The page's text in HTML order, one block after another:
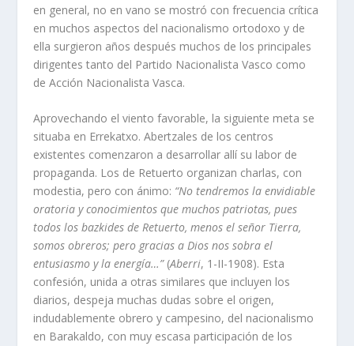
en general, no en vano se mostró con frecuencia crítica
en muchos aspectos del nacionalismo ortodoxo y de
ella surgieron años después muchos de los principales
dirigentes tanto del Partido Nacionalista Vasco como
de Acción Nacionalista Vasca.
Aprovechando el viento favorable, la siguiente meta se
situaba en Errekatxo. Abertzales de los centros
existentes comenzaron a desarrollar allí su labor de
propaganda. Los de Retuerto organizan charlas, con
modestia, pero con ánimo: “No tendremos la envidiable
oratoria y conocimientos que muchos patriotas, pues
todos los bazkides de Retuerto, menos el señor Tierra,
somos obreros; pero gracias a Dios nos sobra el
entusiasmo y la energía…”(Aberri, 1-II-1908). Esta
confesión, unida a otras similares que incluyen los
diarios, despeja muchas dudas sobre el origen,
indudablemente obrero y campesino, del nacionalismo
en Barakaldo, con muy escasa participación de los